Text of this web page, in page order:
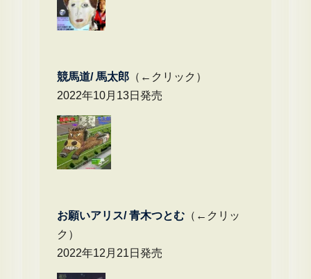
競馬道/ 馬太郎（←クリック）
2022年10月13日発売
お願いアリス/ 青木つとむ（←クリッ
ク）
2022年12月21日発売